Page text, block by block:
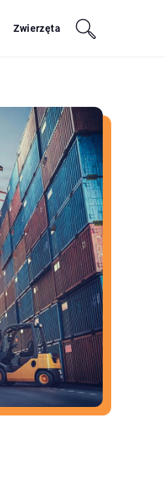
Zwierzęta